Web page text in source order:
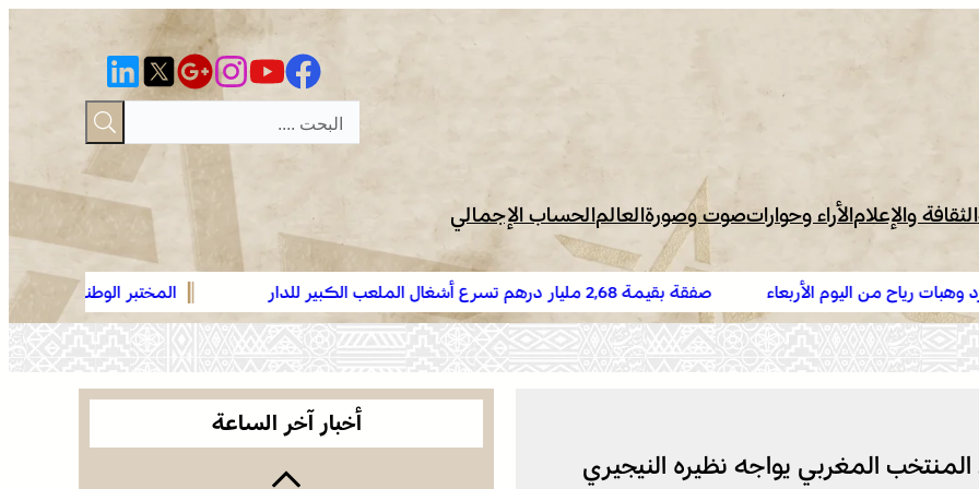
الثقافة والإعلامالأراء وحواراتصوت وصورةالعالمالحساب الإجمالي
الأربعاء
صفقة بقيمة 2,68 مليار درهم تسرع أشغال الملعب الكبير للدار
البيضاء
المختبر الوطني للشرطة العلمية والتقنية
الوطني، يحصل على شهادة الاعتماد
“ISO/CEI 17025”
للأمم (المغرب 2025) .. المنتخب المغربي يواجه نظيره النيجيري
أخبار آخر الساعة
عمان .. الاجتماع الوزاري لدعم القدس وأماكنها
المقدسة يؤكد على أهمية دور لجنة القدس بقيادة
جلالة الملك ويدعم جهود اللجنة ووكالة بيت مال
القدس الشريف
من اليوم الأربعاء إلى الجمعة بعدد من مناطق
المملكة (نشرة إنذارية)
صفقة بقيمة 2,68 مليار درهم تسرع أشغال الملعب